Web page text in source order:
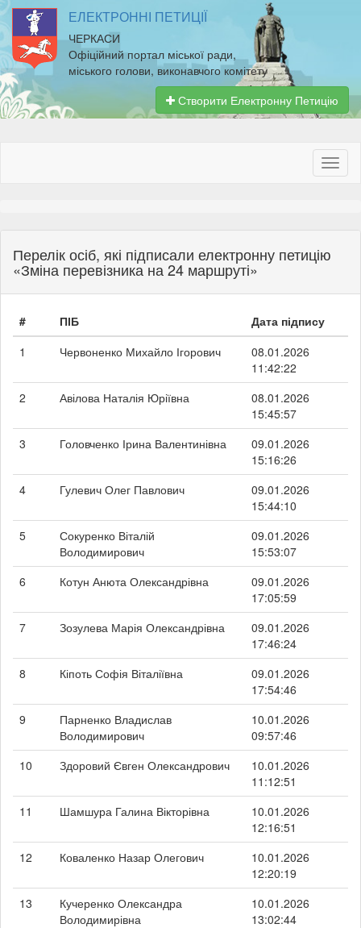
ЕЛЕКТРОННІ ПЕТИЦІЇ
ЧЕРКАСИ
Офіційний портал міської ради,
міського голови, виконавчого комітету
Створити Електронну Петицію
Перелік осіб, які підписали електронну петицію
«Зміна перевізника на 24 маршруті»
# ПІБ
Дата підпису
1
Червоненко Михайло Ігорович
08.01.2026
11:42:22
2
Авілова Наталія Юріївна
08.01.2026
15:45:57
3
Головченко Ірина Валентинівна
09.01.2026
15:16:26
4
Гулевич Олег Павлович
09.01.2026
15:44:10
5
Сокуренко Віталій
Володимирович
09.01.2026
15:53:07
6
Котун Анюта Олександрівна
09.01.2026
17:05:59
7
Зозулева Марія Олександрівна
09.01.2026
17:46:24
8
Кіпоть Софія Віталіївна
09.01.2026
17:54:46
9
Парненко Владислав
Володимирович
10.01.2026
09:57:46
10
Здоровий Євген Олександрович
10.01.2026
11:12:51
11
Шамшура Галина Вікторівна
10.01.2026
12:16:51
12
Коваленко Назар Олегович
10.01.2026
12:20:19
13
Кучеренко Олександра
Володимирівна
10.01.2026
13:02:44